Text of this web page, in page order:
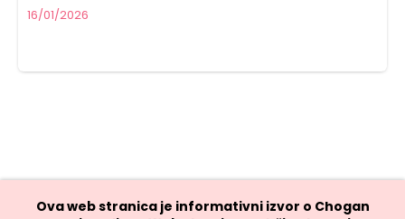
16/01/2026
Ova web stranica je informativni izvor o Chogan